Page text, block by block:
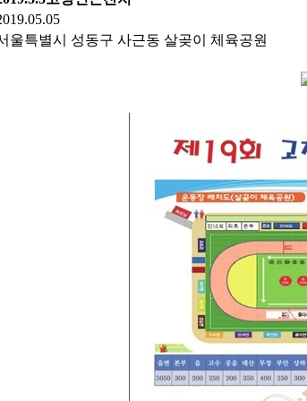
울특별시 성동구 사근동 살곶이 체육공원